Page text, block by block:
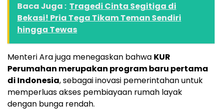
Baca Juga : Tragedi Cinta Segitiga di
Bekasi! Pria Tega Tikam Teman Sendiri
hingga Tewas
Menteri Ara juga menegaskan bahwa KUR
Perumahan merupakan program baru pertama
di Indonesia, sebagai inovasi pemerintahan untuk
memperluas akses pembiayaan rumah layak
dengan bunga rendah.